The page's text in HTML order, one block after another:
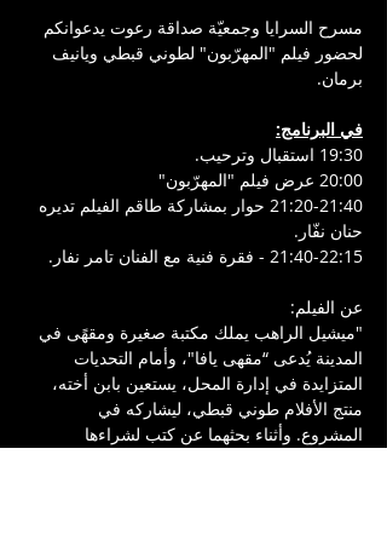
مسرح السرايا وجمعيّة صداقة رعوت يدعوانكم
لحضور فيلم "المهرّبون" لطوني قبطي ويانيف
برمان.
في البرنامج:
19:30 استقبال وترحيب.
20:00 عرض فيلم "المهرّبون"
21:20-21:40 حوار بمشاركة طاقم الفيلم تديره
حنان نفّار.
21:40-22:15 - فقرة فنية مع الفنان تامر نفار.
عن الفيلم:
"ميشيل الراهب يملك مكتبة صغيرة ومقهًى في
المدينة يُدعى “مقهى يافا"، وأمام التحديات
المتزايدة في إدارة المحل، يستعين بابن أخته،
منتج الأفلام طوني قبطي، ليشاركه في
المشروع. وأثناء بحثهما عن كتب لشراءها